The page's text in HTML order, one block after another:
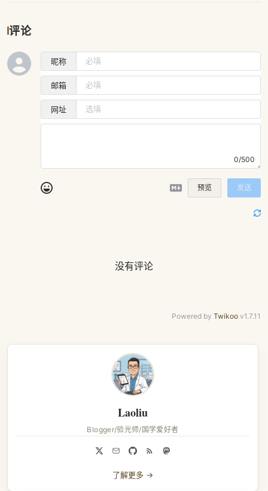
评论
昵称
邮箱
网址
0/500
预览 发送
没有评论
Powered by Twikoo v1.7.11
Laoliu
Blogger/验光师/国学爱好者
了解更多 →